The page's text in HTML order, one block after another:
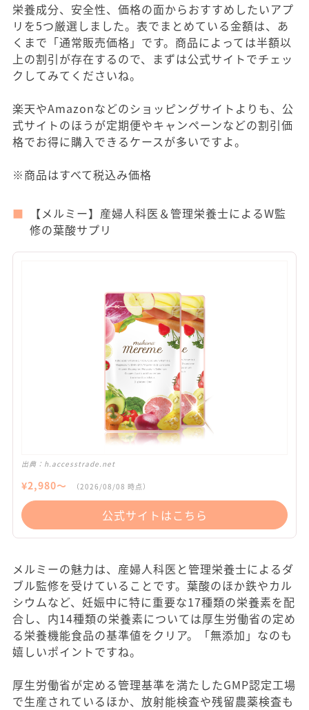
栄養成分、安全性、価格の面からおすすめしたいアプ
リを5つ厳選しました。表でまとめている金額は、あ
くまで「通常販売価格」です。商品によっては半額以
上の割引が存在するので、まずは公式サイトでチェッ
クしてみてくださいね。
楽天やAmazonなどのショッピングサイトよりも、公
式サイトのほうが定期便やキャンペーンなどの割引価
格でお得に購入できるケースが多いですよ。
※商品はすべて税込み価格
【メルミー】産婦人科医＆管理栄養士によるW監
修の葉酸サプリ
出典： h.accesstrade.net
¥2,980〜 （2026/08/08 時点）
公式サイトはこちら
メルミーの魅力は、産婦人科医と管理栄養士によるダ
ブル監修を受けていることです。葉酸のほか鉄やカル
シウムなど、妊娠中に特に重要な17種類の栄養素を配
合し、内14種類の栄養素については厚生労働省の定め
る栄養機能食品の基準値をクリア。「無添加」なのも
嬉しいポイントですね。
厚生労働省が定める管理基準を満たしたGMP認定工場
で生産されているほか、放射能検査や残留農薬検査も